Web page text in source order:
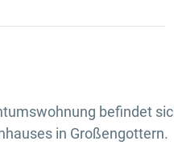
befindet
in Großengottern.